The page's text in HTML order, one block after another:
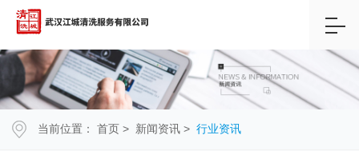
当前位置： 首页 > 新闻资讯 > 行业资讯